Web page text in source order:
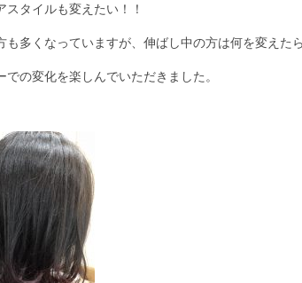
スタイルも変えたい！！
も多くなっていますが、伸ばし中の方は何を変えた
での変化を楽しんでいただきました。